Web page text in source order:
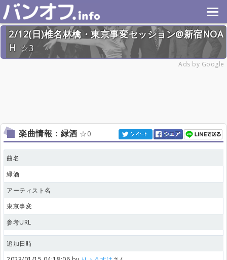
2/12(日)椎名林檎・東京事変セッション@新宿NOA
H
3
Ads by Google
楽曲情報：緑酒 0
曲名
緑酒
アーティスト名
東京事変
参考URL
追加日時